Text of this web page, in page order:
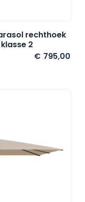
rechthoek
2
€ 795,00